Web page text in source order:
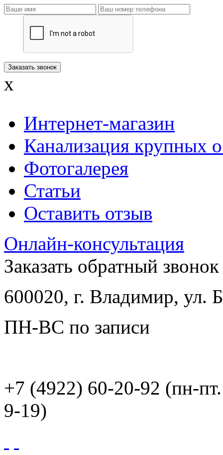
x
Интернет-магазин
Канализация крупных
Фотогалерея
Статьи
Оставить отзыв
Онлайн-консультация
Заказать обратный звонок
600020, г. Владимир, ул.
ПН-ВС по записи
+7 (4922) 60-20-92 (пн-
9-19)